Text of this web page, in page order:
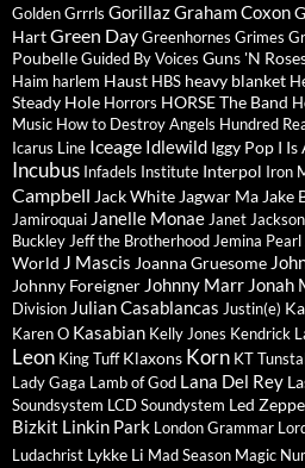
Golden Grrrls GorillazGraham Coxon
HartGreen DayGreenhornes Grimes
PoubelleGuided By Voices Guns 'N
Haim harlem Haust HBS heavy blanket
Steady Hole Horrors HORSE The Band
Music How to Destroy Angels Hundred
Icarus Line Iceage Idlewild Iggy Pop I Is
Incubus Infadels Institute Interpol Iron
Campbell Jack White Jagwar Ma Jake
Jamiroquai Janelle Monae Janet Jackson
Buckley Jeff the Brotherhood Jemina Pearl
World J Mascis Joanna Gruesome
Johnny Foreigner Johnny Marr Jonah
Division Julian Casablancas Justin(e)
Karen O Kasabian Kelly Jones Kendrick
Leon King Tuff Klaxons Korn KT
Lady Gaga Lamb of God Lana Del Rey
Soundsystem LCD Soundystem Led
Bizkit Linkin Park London Grammar
Ludachrist Lykke Li Mad Season Magic